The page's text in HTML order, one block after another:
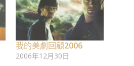
我的美劇回顧2006
2006年12月30日